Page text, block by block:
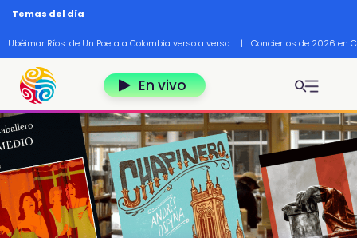
Pasar al contenido principal
Temas del día
Ubéimar Ríos: de Un Poeta a Colombia verso a verso | Conciertos de 2026 en
En vivo